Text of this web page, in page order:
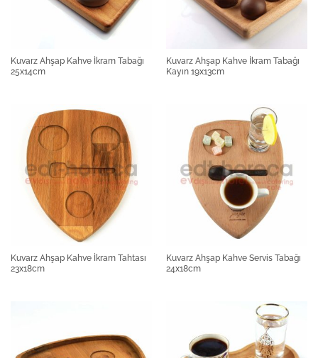
Kuvarz Ahşap Kahve İkram Tabağı
25x14cm
Kuvarz Ahşap Kahve İkram Tabağı
Kayın 19x13cm
Kuvarz Ahşap Kahve İkram Tahtası
23x18cm
Kuvarz Ahşap Kahve Servis Tabağı
24x18cm